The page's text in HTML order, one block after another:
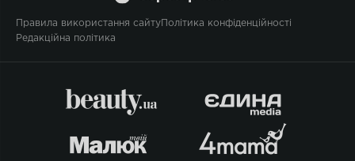
Правила використання сайту Політика конфіденційності
Редакційна політика